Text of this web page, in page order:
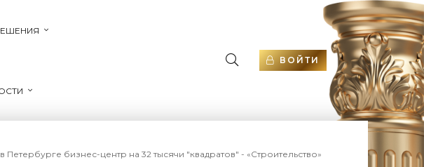
ВОЙТИ
Петербурге бизнес-центр на 32 тысячи "квадратов" - «Строительство»